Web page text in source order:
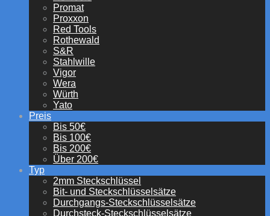
Promat
Proxxon
Red Tools
Rothewald
S&R
Stahlwille
Vigor
Wera
Würth
Yato
Preis
Bis 50€
Bis 100€
Bis 200€
Über 200€
Typ
2mm Steckschlüssel
Bit- und Steckschlüsselsätze
Durchgangs-Steckschlüsselsätze
Durchsteck-Steckschlüsselsätze